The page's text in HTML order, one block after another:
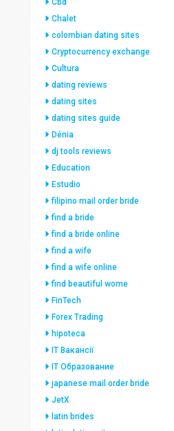
Cbd
Chalet
colombian dating sites
Cryptocurrency exchange
Cultura
dating reviews
dating sites
dating sites guide
Dénia
dj tools reviews
Education
Estudio
filipino mail order bride
find a bride
find a bride online
find a wife
find a wife online
find beautiful wome
FinTech
Forex Trading
hipoteca
IT Вакансії
IT Образование
japanese mail order bride
JetX
latin brides